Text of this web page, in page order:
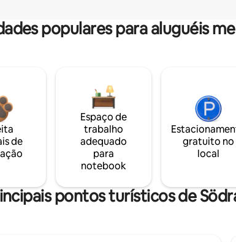
populares para aluguéis
de
Espaço de
trabalho
adequado
para
notebook
gratuito no
local
pontos turísticos de